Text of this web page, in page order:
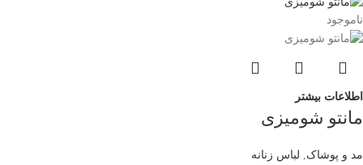
ناموجود
اطلاعات بیشتر
مانتو شومیزی
مد و پوشاک
لباس زنانه